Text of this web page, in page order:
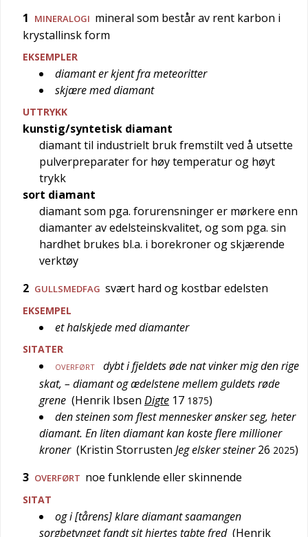
1 MINERALOGI mineral som består av rent karbon i
krystallinsk form
EKSEMPLER
diamant er kjent fra meteoritter
skjære med diamant
UTTRYKK
kunstig/syntetisk diamant
diamant til industrielt bruk fremstilt ved å utsette
pulverpreparater for høy temperatur og høyt
trykk
sort diamant
diamant som pga. forurensninger er mørkere enn
diamanter av edelsteinskvalitet, og som pga. sin
hardhet brukes bl.a. i borekroner og skjærende
verktøy
2 GULLSMEDFAG svært hard og kostbar edelsten
EKSEMPEL
et halskjede med diamanter
SITATER
OVERFØRT
dybt i fjeldets øde nat vinker mig den rige
skat, – diamant og ædelstene mellem guldets røde
grene (Henrik Ibsen Digte 17 1875)
den steinen som flest mennesker ønsker seg, heter
diamant. En liten diamant kan koste flere millioner
kroner (Kristin Storrusten Jeg elsker steiner 26 2025)
3 OVERFØRT noe funklende eller skinnende
SITAT
og i [tårens] klare diamant saamangen
sorgbetynget fandt sit hjertes tabte fred (Henrik